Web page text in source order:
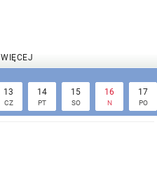
WIĘCEJ
13
CZ
14
PT
15
SO
16
N
17
PO